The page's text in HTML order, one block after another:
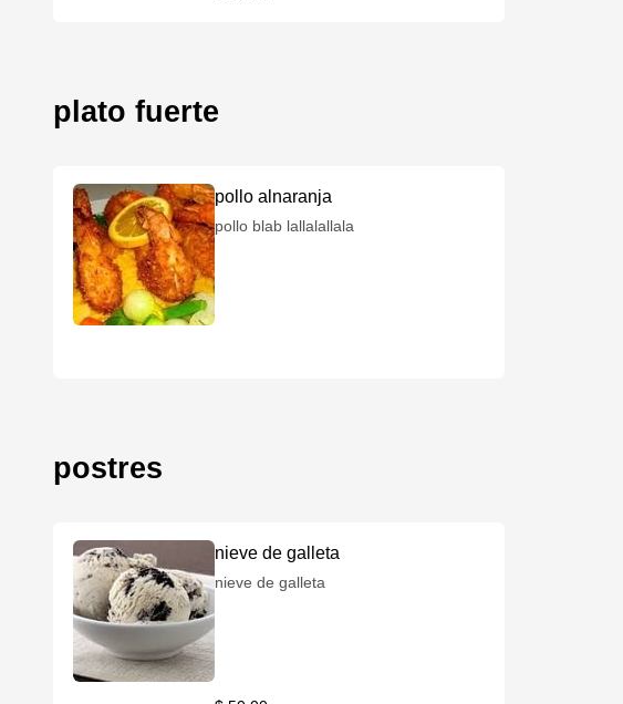
plato fuerte
pollo alnaranja
pollo blab lallalallala
postres
nieve de galleta
nieve de galleta